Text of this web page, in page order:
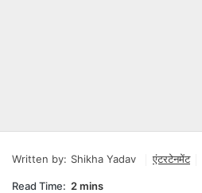
Written by: Shikha Yadav एंटरटेनमेंट
Read Time: 2 mins